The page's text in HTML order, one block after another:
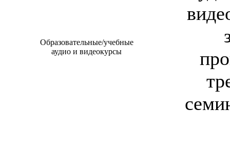
Образовательные/учебные
аудио и видеокурсы